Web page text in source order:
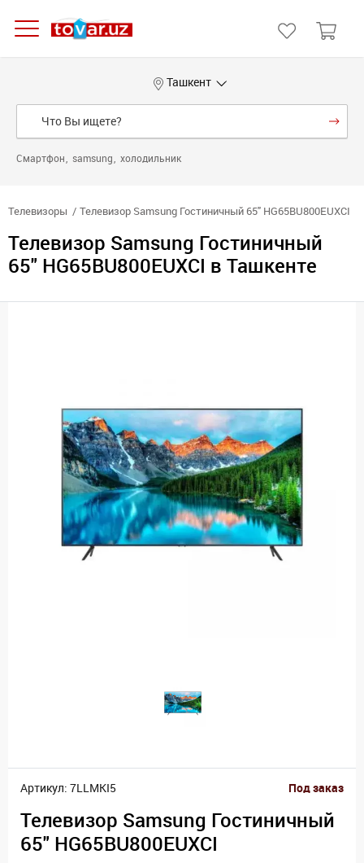
Ташкент
Смартфон samsung холодильник
Телевизоры Телевизор Samsung Гостиничный 65" HG65BU800EUXCI
Телевизор Samsung Гостиничный
65" HG65BU800EUXCI в Ташкенте
Артикул: 7LLMKI5 Под заказ
Телевизор Samsung Гостиничный
65" HG65BU800EUXCI